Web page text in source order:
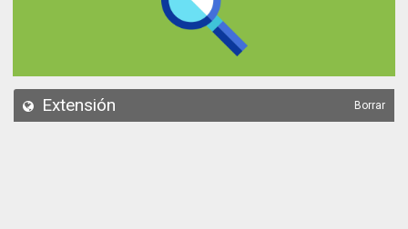
API
Extensión Borrar